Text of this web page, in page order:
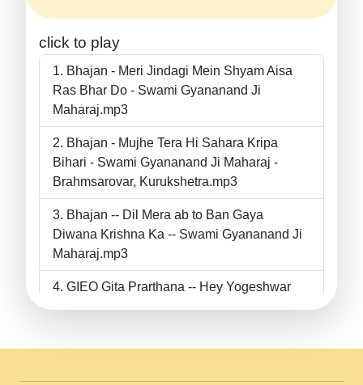
click to play
Bhajan - Meri Jindagi Mein Shyam Aisa
Ras Bhar Do - Swami Gyananand Ji
Maharaj.mp3
Bhajan - Mujhe Tera Hi Sahara Kripa
Bihari - Swami Gyananand Ji Maharaj -
Brahmsarovar, Kurukshetra.mp3
Bhajan -- Dil Mera ab to Ban Gaya
Diwana Krishna Ka -- Swami Gyananand Ji
Maharaj.mp3
GIEO Gita Prarthana -- Hey Yogeshwar
II Swami Gyananand Ji Maharaj.mp3